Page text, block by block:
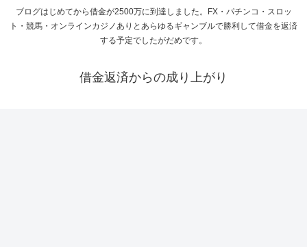
ブログはじめてから借金が2500万に到達しました。FX・パチンコ・スロッ
ト・競馬・オンラインカジノありとあらゆるギャンブルで勝利して借金を返済
する予定でしたがだめです。
借金返済からの成り上がり